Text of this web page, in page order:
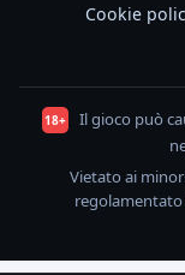
Cookie
18+
Il gioco può
Vietato ai
regolamentato